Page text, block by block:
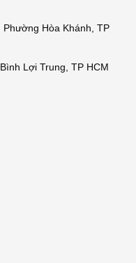
Hòa Khánh, TP
Lợi Trung, TP HCM